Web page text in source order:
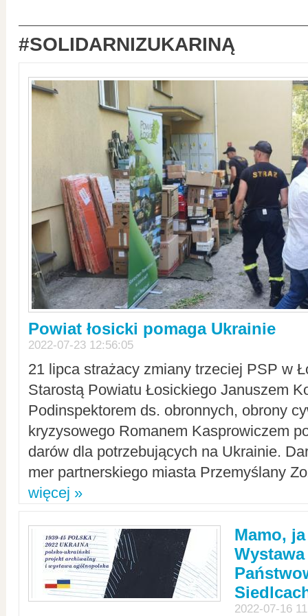
#SOLIDARNIZUKARINĄ
Powiat łosicki pomaga Ukrainie
2022-07-23 12:56:05
21 lipca strażacy zmiany trzeciej PSP w
Starostą Powiatu Łosickiego Januszem
Podinspektorem ds. obronnych, obrony
kryzysowego Romanem Kasprowiczem
darów dla potrzebujących na Ukrainie.
mer partnerskiego miasta Przemyślany
więcej »
Mamo,
2022-07-16